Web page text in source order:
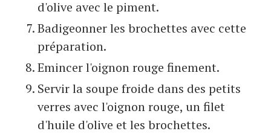
d'olive avec le piment.
Badigeonner les brochettes avec cette
préparation.
Emincer l'oignon rouge finement.
Servir la soupe froide dans des petits
verres avec l'oignon rouge, un filet
d'huile d'olive et les brochettes.